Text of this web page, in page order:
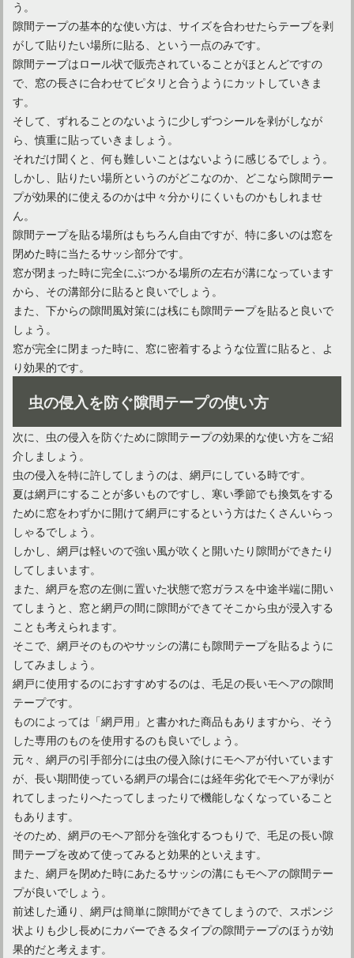
テーブルは必要？一人暮らしは折りたたみタイプが人気！
空間をやわらかくする【円卓テーブル】ニトリおすすめ6選！
テーブル選びに悩みがちな一人暮らし！おすすめの大きさは？
スツールをご紹介！アンティーク調で収納もできる優れもの
ゆったりくつろげる！一人暮らしには一人用ソファベッドが◎
コンパクトな座椅子？ゆったりソファ？一人暮らしを快適に！
う。
隙間テープの基本的な使い方は、サイズを合わせたらテープを剥
がして貼りたい場所に貼る、という一点のみです。
隙間テープはロール状で販売されていることがほとんどですの
で、窓の長さに合わせてピタリと合うようにカットしていきま
す。
そして、ずれることのないように少しずつシールを剥がしなが
ら、慎重に貼っていきましょう。
それだけ聞くと、何も難しいことはないように感じるでしょう。
しかし、貼りたい場所というのがどこなのか、どこなら隙間テー
プが効果的に使えるのかは中々分かりにくいものかもしれませ
ん。
隙間テープを貼る場所はもちろん自由ですが、特に多いのは窓を
閉めた時に当たるサッシ部分です。
窓が閉まった時に完全にぶつかる場所の左右が溝になっています
から、その溝部分に貼ると良いでしょう。
また、下からの隙間風対策には桟にも隙間テープを貼ると良いで
しょう。
窓が完全に閉まった時に、窓に密着するような位置に貼ると、よ
り効果的です。
虫の侵入を防ぐ隙間テープの使い方
次に、虫の侵入を防ぐために隙間テープの効果的な使い方をご紹
介しましょう。
虫の侵入を特に許してしまうのは、網戸にしている時です。
夏は網戸にすることが多いものですし、寒い季節でも換気をする
ために窓をわずかに開けて網戸にするという方はたくさんいらっ
しゃるでしょう。
しかし、網戸は軽いので強い風が吹くと開いたり隙間ができたり
してしまいます。
また、網戸を窓の左側に置いた状態で窓ガラスを中途半端に開い
てしまうと、窓と網戸の間に隙間ができてそこから虫が浸入する
ことも考えられます。
そこで、網戸そのものやサッシの溝にも隙間テープを貼るように
してみましょう。
網戸に使用するのにおすすめするのは、毛足の長いモヘアの隙間
テープです。
ものによっては「網戸用」と書かれた商品もありますから、そう
した専用のものを使用するのも良いでしょう。
元々、網戸の引手部分には虫の侵入除けにモヘアが付いています
が、長い期間使っている網戸の場合には経年劣化でモヘアが剥が
れてしまったりへたってしまったりで機能しなくなっていること
もあります。
そのため、網戸のモヘア部分を強化するつもりで、毛足の長い隙
間テープを改めて使ってみると効果的といえます。
また、網戸を閉めた時にあたるサッシの溝にもモヘアの隙間テー
プが良いでしょう。
前述した通り、網戸は簡単に隙間ができてしまうので、スポンジ
状よりも少し長めにカバーできるタイプの隙間テープのほうが効
果的だと考えます。